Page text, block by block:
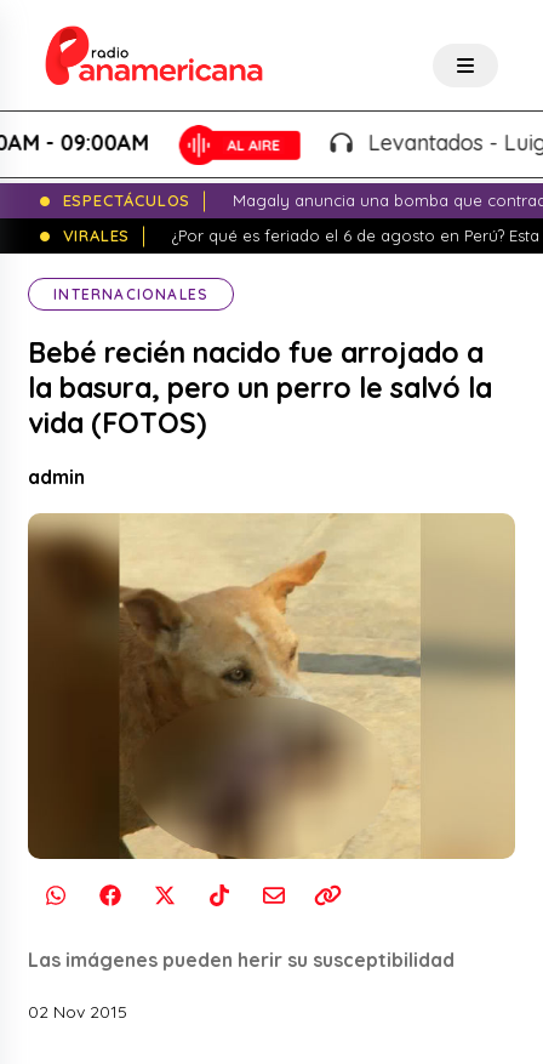
Levantados - Luigui
ESPECTÁCULOS
Magaly anuncia una bomba que
VIRALES
¿Por qué es feriado el 6 de agosto en Perú?
INTERNACIONALES
Bebé recién nacido fue arrojado a
la basura, pero un perro le salvó la
vida (FOTOS)
admin
Las imágenes pueden herir su susceptibilidad
02 Nov 2015